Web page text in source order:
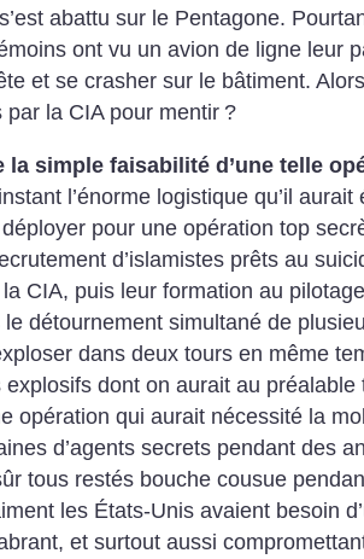
abattu sur le Pentagone.
ont vu un avion de ligne leur
et se crasher sur le bâtiment. Alors
par la CIA pour mentir ?
la simple faisabilité d’une telle
l’énorme logistique qu’il aurait
pour une opération top
d’islamistes prêts au
CIA, puis leur formation au
détournement simultané de
dans deux tours en même
dont on aurait au préalable
opération qui aurait nécessité la
d’agents secrets pendant des
tous restés bouche cousue
les États-Unis avaient besoin
et surtout aussi